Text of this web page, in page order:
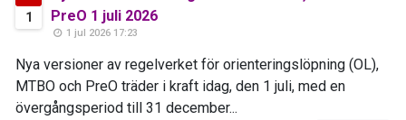
1
PreO 1 juli 2026
1 jul 2026 17:23
Nya versioner av regelverket för orienteringslöpning (OL),
MTBO och PreO träder i kraft idag, den 1 juli, med en
övergångsperiod till 31 december...